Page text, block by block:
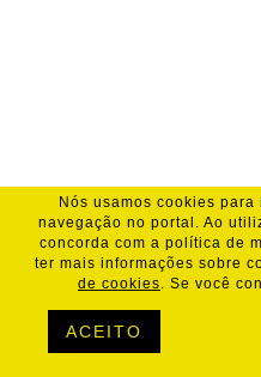
Nós usamos cookies
navegação no portal. Ao
concorda com a política de
ter mais informações sobre
de cookies. Se você
ACEITO